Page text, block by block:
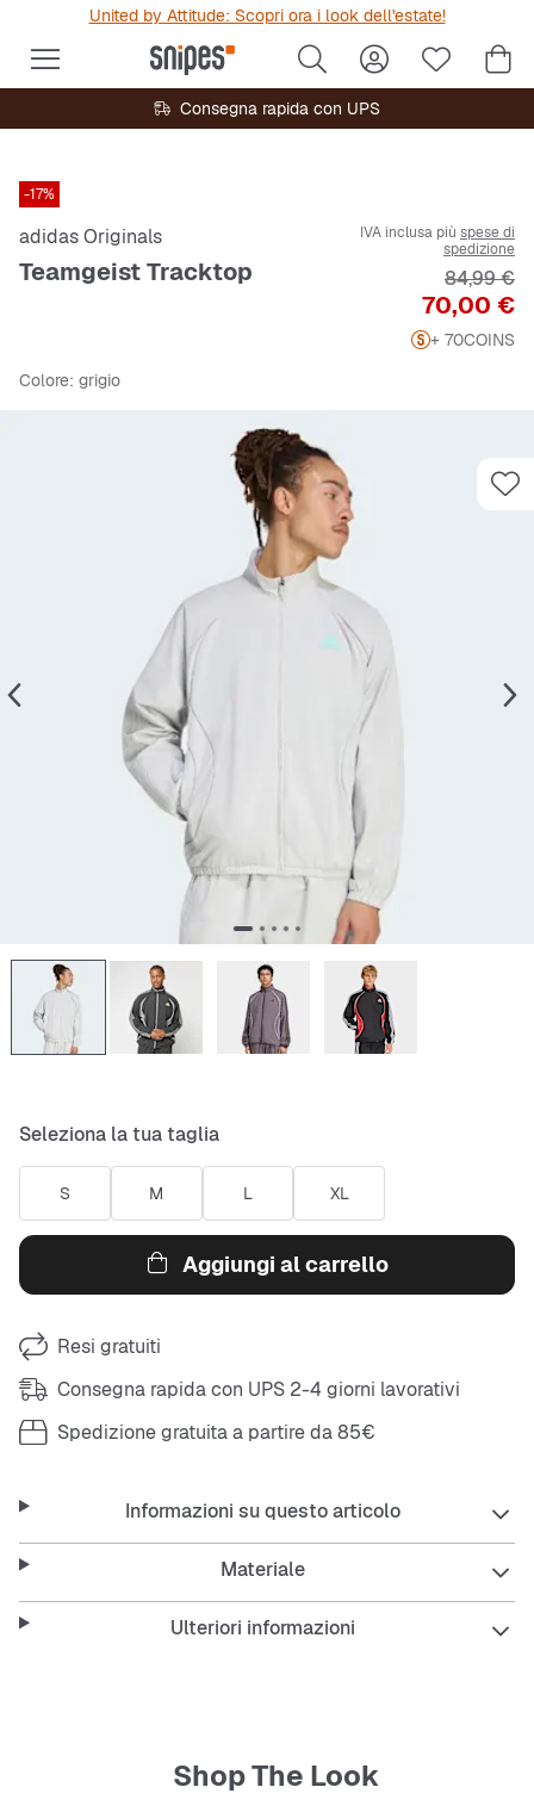
United by Attitude: Scopri ora i look dell'estate!
Consegna rapida con UPS
-17%
adidas Originals
Teamgeist Tracktop
IVA inclusa più spese di
spedizione
Prezzo
70,00 €
Prezzo
84,99 €
+ 70COINS
Colore: grigio
Seleziona la tua taglia
S M L XL
Aggiungi al carrello
Resi gratuiti
Consegna rapida con UPS 2-4 giorni lavorativi
Spedizione gratuita a partire da 85€
Informazioni su questo articolo
Materiale
Ulteriori informazioni
Shop The Look